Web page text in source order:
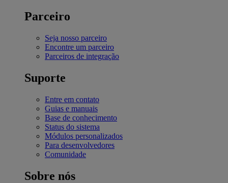
Parceiro
Seja nosso parceiro
Encontre um parceiro
Parceiros de integração
Suporte
Entre em contato
Guias e manuais
Base de conhecimento
Status do sistema
Módulos personalizados
Para desenvolvedores
Comunidade
Sobre nós